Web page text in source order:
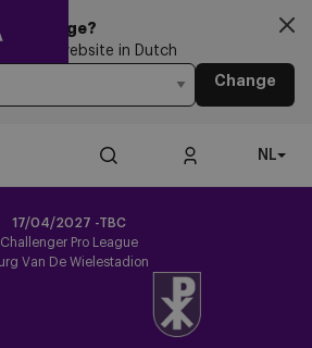
Language?
the website in Dutch
Change
NL
17/04/2027 -TBC
Challenger Pro League
Van De Wielestadion